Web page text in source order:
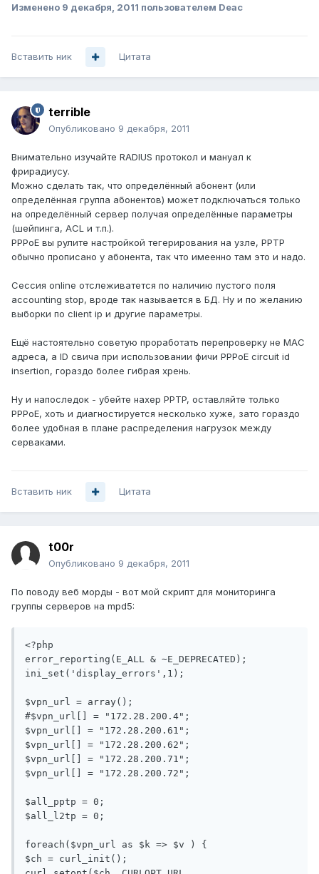
Изменено 9 декабря, 2011 пользователем Deac
Вставить ник Цитата
terrible
Опубликовано 9 декабря, 2011
Внимательно изучайте RADIUS протокол и мануал к
фрирадиусу.
Можно сделать так, что определённый абонент (или
определённая группа абонентов) может подключаться только
на определённый сервер получая определённые параметры
(шейпинга, ACL и т.п.).
PPPoE вы рулите настройкой тегерирования на узле, PPTP
обычно прописано у абонента, так что имеенно там это и надо.
Сессия online отслеживатется по наличию пустого поля
accounting stop, вроде так называется в БД. Ну и по желанию
выборки по client ip и другие параметры.
Ещё настоятельно советую проработать перепроверку не MAC
адреса, а ID свича при использовании фичи PPPoE circuit id
insertion, гораздо более гибрая хрень.
Ну и напоследок - убейте нахер PPTP, оставляйте только
PPPoE, хоть и диагностируется несколько хуже, зато гораздо
более удобная в плане распределения нагрузок между
серваками.
Вставить ник Цитата
t00r
Опубликовано 9 декабря, 2011
По поводу веб морды - вот мой скрипт для мониторинга
группы серверов на mpd5:
<?php
error_reporting(E_ALL & ~E_DEPRECATED);
ini_set('display_errors',1);
$vpn_url = array();
#$vpn_url[] = "172.28.200.4";
$vpn_url[] = "172.28.200.61";
$vpn_url[] = "172.28.200.62";
$vpn_url[] = "172.28.200.71";
$vpn_url[] = "172.28.200.72";
$all_pptp = 0;
$all_l2tp = 0;
foreach($vpn_url as $k => $v ) {
$ch = curl_init();